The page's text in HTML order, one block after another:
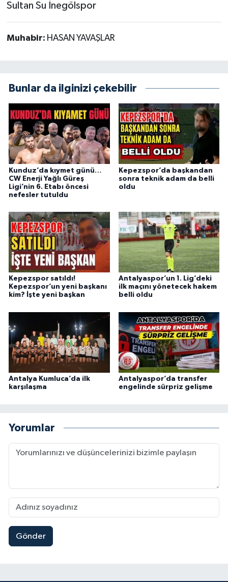
Sultan Su İnegölspor
Muhabir: HASAN YAVAŞLAR
Bunlar da ilginizi çekebilir
Kunduz’da kıymet günü…
CW Enerji Yağlı Güreş
Ligi’nin 6. Etabı öncesi
nefesler tutuldu
Kepezspor’da başkandan
sonra teknik adam da belli
oldu
Kepezspor satıldı!
Kepezspor’un yeni başkanı
kim? İşte yeni başkan
Antalyaspor’un 1. Lig’deki
ilk maçını yönetecek hakem
belli oldu
Antalya Kumluca’da ilk
karşılaşma
Antalyaspor’da transfer
engelinde sürpriz gelişme
Yorumlar
Gönder